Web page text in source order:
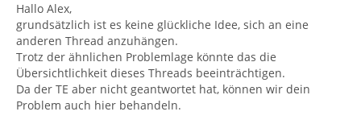
Hallo Alex,
grundsätzlich ist es keine glückliche Idee, sich an eine
anderen Thread anzuhängen.
Trotz der ähnlichen Problemlage könnte das die
Übersichtlichkeit dieses Threads beeinträchtigen.
Da der TE aber nicht geantwortet hat, können wir dein
Problem auch hier behandeln.